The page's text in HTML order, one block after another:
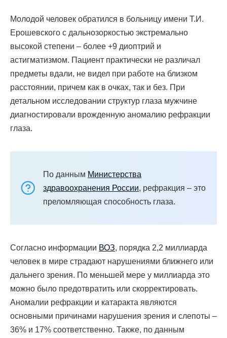
Молодой человек обратился в больницу имени Т.И.
Ерошевского с дальнозоркостью экстремально
высокой степени – более +9 диоптрий и
астигматизмом. Пациент практически не различал
предметы вдали, не видел при работе на близком
расстоянии, причем как в очках, так и без. При
детальном исследовании структур глаза мужчине
диагностировали врожденную аномалию рефракции
глаза.
По данным Министерства
здравоохранения России, рефракция – это
преломляющая способность глаза.
Согласно информации ВОЗ, порядка 2,2 миллиарда
человек в мире страдают нарушениями ближнего или
дальнего зрения. По меньшей мере у миллиарда это
можно было предотвратить или скорректировать.
Аномалии рефракции и катаракта являются
основными причинами нарушения зрения и слепоты –
36% и 17% соответственно. Также, по данным